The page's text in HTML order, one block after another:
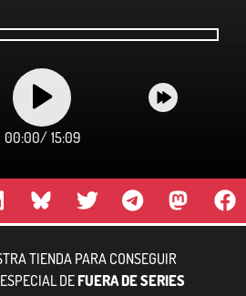
00:00/ 15:09
TIENDA PARA CONSEGUIR
DEFUERA DE SERIES